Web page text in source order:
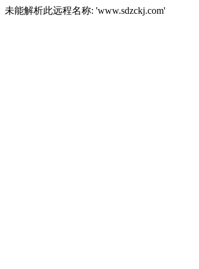
未能解析此远程名称: 'www.sdzckj.com'